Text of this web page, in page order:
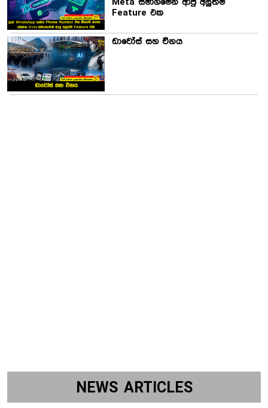
Meta සමාගමෙන් ආපු අලුත්ම
Feature එක
ඩාවෝස් සහ චීනය
NEWS ARTICLES